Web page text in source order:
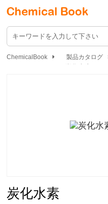
ChemicalBook 製品カタログ
炭化水素
炭化水素